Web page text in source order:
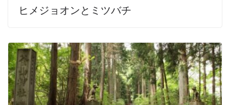
ヒメジョオンとミツバチ